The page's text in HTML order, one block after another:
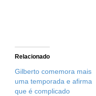
Relacionado
Gilberto comemora mais
uma temporada e afirma
que é complicado